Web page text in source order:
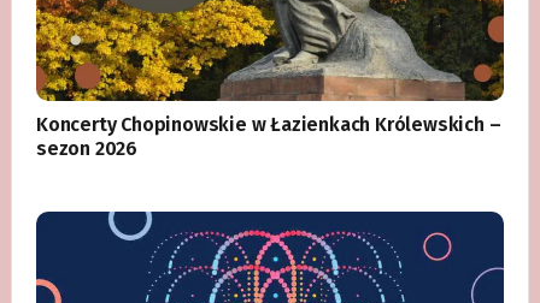
Koncerty Chopinowskie w Łazienkach Królewskich –
sezon 2026